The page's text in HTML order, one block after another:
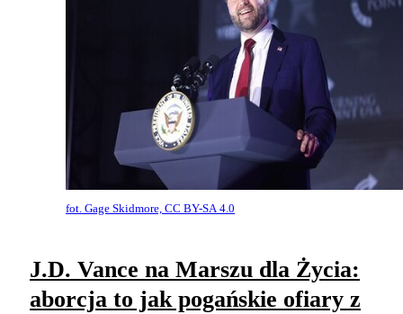
fot. Gage Skidmore, CC BY-SA 4.0
J.D. Vance na Marszu dla Życia:
aborcja to jak pogańskie ofiary z